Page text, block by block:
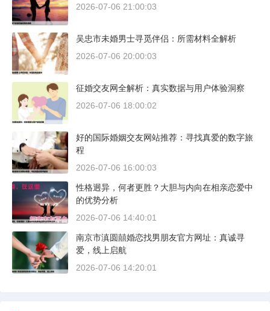
2026-07-06 21:00:03
吴忠市未婚男士寻觅伴侣：所需材料全解析
2026-07-06 20:00:03
征婚交友网全解析：真实数据与用户体验洞察
2026-07-06 18:00:02
好的国际婚姻交友网站推荐：寻找真爱的数字旅
程
2026-07-06 16:00:03
性格迥异，何者更胜？大胆与内向在相亲恋爱中
的优势分析
2026-07-06 14:40:01
南京市滇圆囍婚恋找男朋友官方网址：真诚寻
爱，线上启航
2026-07-06 14:20:01